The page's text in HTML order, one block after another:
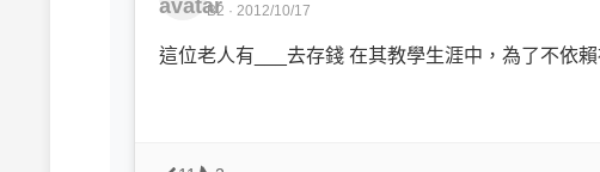
B2 · 2012/10/17
這位老人有___去存錢 在其教學生涯中，為了不依